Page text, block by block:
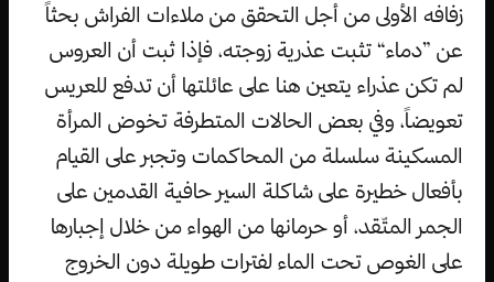
زفافه الأولى من أجل التحقق من ملاءات الفراش بحثاً
عن ”دماء“ تثبت عذرية زوجته، فإذا ثبت أن العروس
لم تكن عذراء يتعين هنا على عائلتها أن تدفع للعريس
تعويضاً، وفي بعض الحالات المتطرفة تخوض المرأة
المسكينة سلسلة من المحاكمات وتجبر على القيام
بأفعال خطيرة على شاكلة السير حافية القدمين على
الجمر المتّقد، أو حرمانها من الهواء من خلال إجبارها
على الغوص تحت الماء لفترات طويلة دون الخروج